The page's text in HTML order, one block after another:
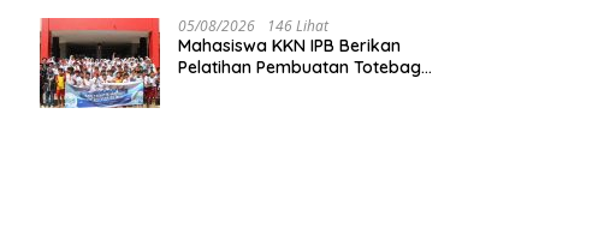
05/08/2026 146 Lihat
Mahasiswa KKN IPB Berikan
Pelatihan Pembuatan Totebag